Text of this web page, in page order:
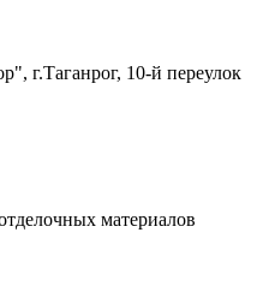
г.Таганрог, 10-й переулок
материалов